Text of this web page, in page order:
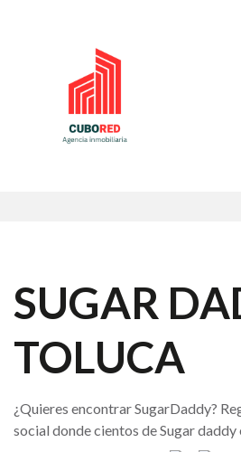
SUGAR
TOLUCA
¿Quieres encontrar SugarDaddy?
social donde cientos de Sugar daddy